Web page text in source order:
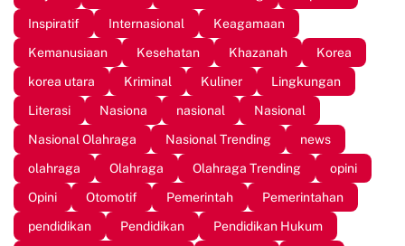
Inspiratif
Internasional
Keagamaan
Kemanusiaan
Kesehatan Khazanah
Korea
korea utara
Kriminal Kuliner
Lingkungan
Literasi
Nasiona nasional
Nasional
Nasional Olahraga
Nasional Trending
news
olahraga
Olahraga Olahraga Trending
opini
Opini
Otomotif Pemerintah
Pemerintahan
pendidikan
Pendidikan
Pendidikan Hukum